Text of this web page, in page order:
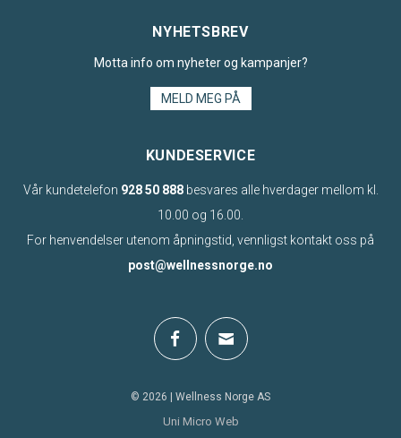
NYHETSBREV
Motta info om nyheter og kampanjer?
MELD MEG PÅ
KUNDESERVICE
Vår kundetelefon 928 50 888besvares alle hverdager mellom kl.
10.00 og 16.00.
For henvendelser utenom åpningstid, vennligst kontakt oss på
post@wellnessnorge.no
© 2026 | Wellness Norge AS
Uni Micro Web